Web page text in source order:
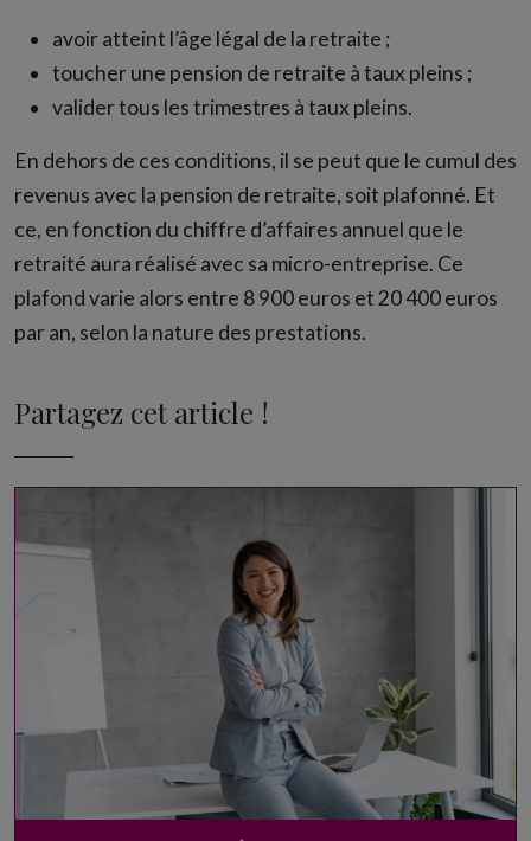
avoir atteint l’âge légal de la retraite ;
toucher une pension de retraite à taux pleins ;
valider tous les trimestres à taux pleins.
En dehors de ces conditions, il se peut que le cumul des
revenus avec la pension de retraite, soit plafonné. Et
ce, en fonction du chiffre d’affaires annuel que le
retraité aura réalisé avec sa micro-entreprise. Ce
plafond varie alors entre 8 900 euros et 20 400 euros
par an, selon la nature des prestations.
Partagez cet article !